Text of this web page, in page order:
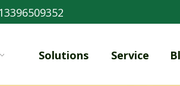
Solutions Service